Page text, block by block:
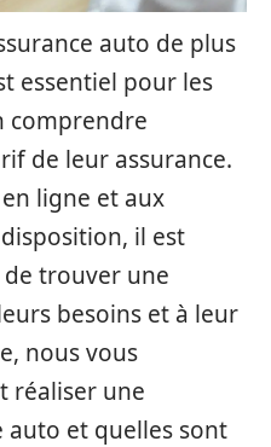
auto de plus
essentiel pour les
comprendre
de leur assurance.
ligne et aux
il est
trouver une
besoins et à leur
nous vous
réaliser une
auto et quelles sont